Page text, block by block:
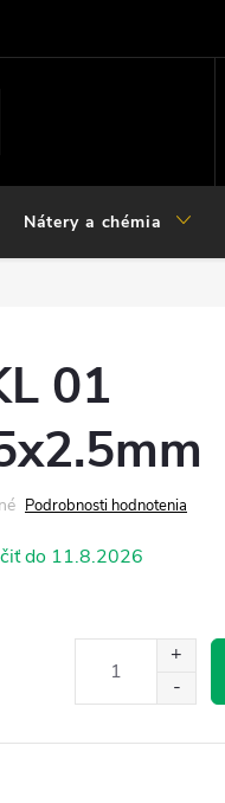
Nátery a chémia
01
Podrobnosti hodnotenia
11.8.2026